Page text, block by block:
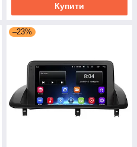
Купити
–23%